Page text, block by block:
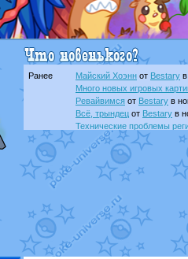
Ранее Майский Хоэнн от Bestary
Много новых игровых
Ревайвимся от Bestary в
Всё, трындец от Bestary в
Технические проблемы
доброе утро славяне
Йолда и Мимикью
Недовольный котомангуст
The Dark Wishmaker
от
Raging Boltот GraceDaFox
Shadow mismagius
художник отvicavica в